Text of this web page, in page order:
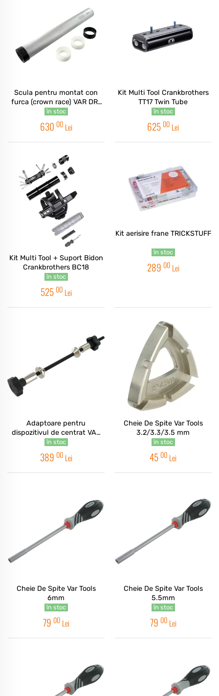
Scula pentru montat con
furca (crown race) VAR DR-
14700
în stoc
630 00 Lei
Kit Multi Tool Crankbrothers
TT17 Twin Tube
în stoc
625 00 Lei
Kit Multi Tool + Suport Bidon
Crankbrothers BC18
în stoc
525 00 Lei
Kit aerisire frane TRICKSTUFF
în stoc
289 00 Lei
Adaptoare pentru
dispozitivul de centrat VAR
Tools CR-07500
în stoc
389 00 Lei
Cheie De Spite Var Tools
3.2/3.3/3.5 mm
în stoc
45 00 Lei
Cheie De Spite Var Tools
6mm
în stoc
79 00 Lei
Cheie De Spite Var Tools
5.5mm
în stoc
79 00 Lei